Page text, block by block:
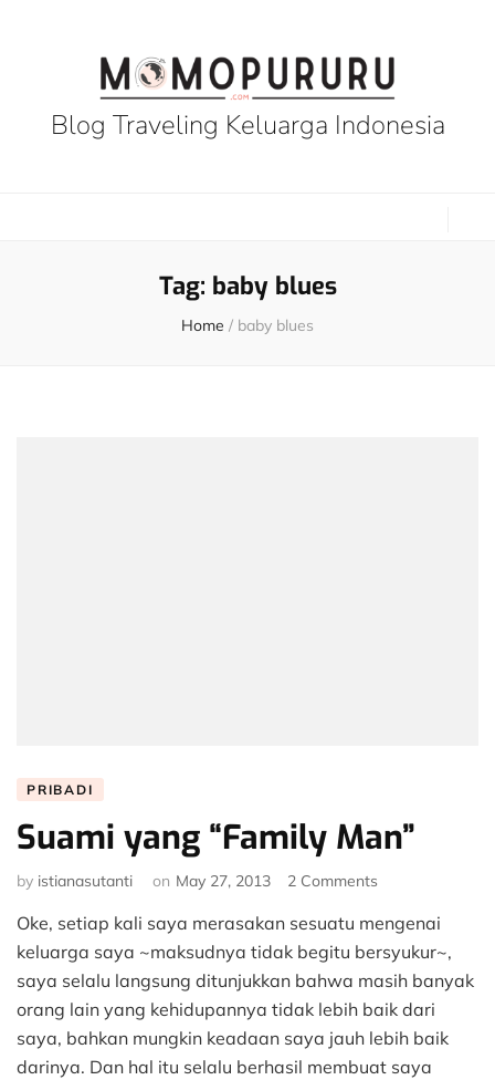
Blog Traveling Keluarga Indonesia
Tag: baby blues
Home / baby blues
PRIBADI
Suami yang “Family Man”
by istianasutanti on May 27, 2013 2 Comments
yang
“Family
Man”
Oke, setiap kali saya merasakan sesuatu mengenai
keluarga saya ~maksudnya tidak begitu bersyukur~,
saya selalu langsung ditunjukkan bahwa masih banyak
orang lain yang kehidupannya tidak lebih baik dari
saya, bahkan mungkin keadaan saya jauh lebih baik
darinya. Dan hal itu selalu berhasil membuat saya